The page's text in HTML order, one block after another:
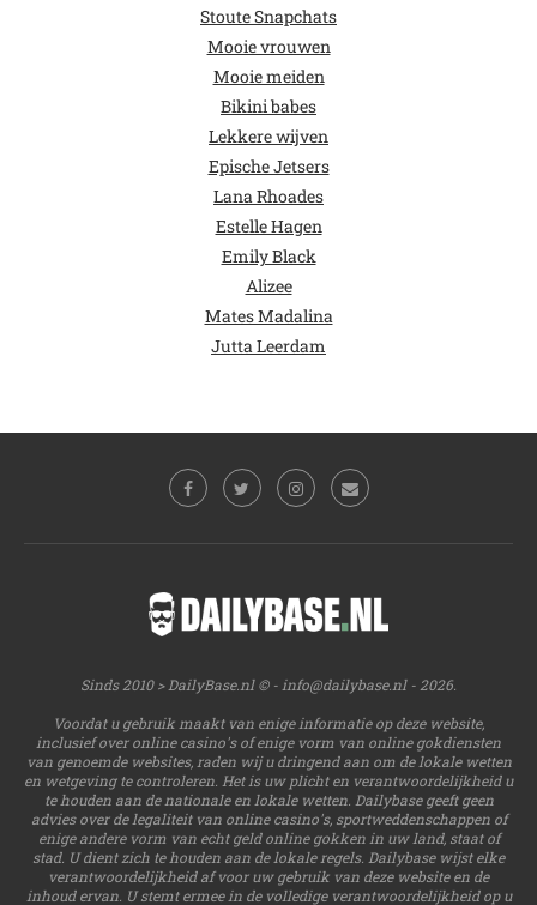
Stoute Snapchats
Mooie vrouwen
Mooie meiden
Bikini babes
Lekkere wijven
Epische Jetsers
Lana Rhoades
Estelle Hagen
Emily Black
Alizee
Mates Madalina
Jutta Leerdam
Sinds 2010 > DailyBase.nl © -info@dailybase.nl- 2026.
Voordat u gebruik maakt van enige informatie op deze website,
inclusief over online casino's of enige vorm van online gokdiensten
van genoemde websites, raden wij u dringend aan om de lokale wetten
en wetgeving te controleren. Het is uw plicht en verantwoordelijkheid u
te houden aan de nationale en lokale wetten. Dailybase geeft geen
advies over de legaliteit van online casino's, sportweddenschappen of
enige andere vorm van echt geld online gokken in uw land, staat of
stad. U dient zich te houden aan de lokale regels. Dailybase wijst elke
verantwoordelijkheid af voor uw gebruik van deze website en de
inhoud ervan. U stemt ermee in de volledige verantwoordelijkheid op u